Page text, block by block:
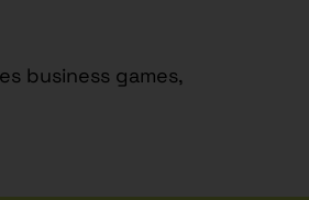
business games,